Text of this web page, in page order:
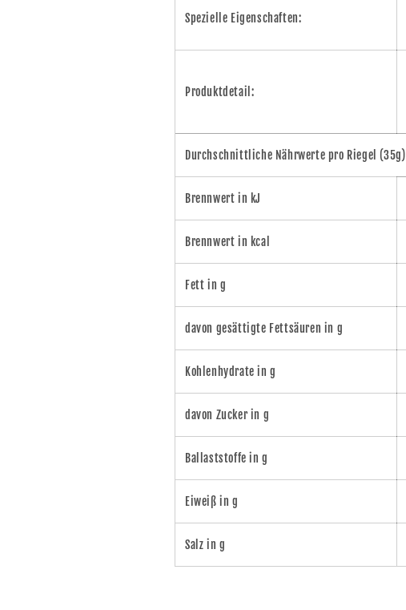
Spezielle Eigenschaften:
Produktdetail:
Durchschnittliche Nährwerte pro Riegel (35g)
Brennwert in kJ
Brennwert in kcal
Fett in g
davon gesättigte Fettsäuren in g
Kohlenhydrate in g
davon Zucker in g
Ballaststoffe in g
Eiweiß in g
Salz in g